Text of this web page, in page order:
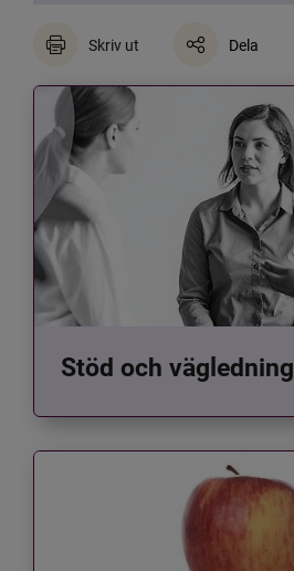
Skriv ut Dela
Stöd och vägledning